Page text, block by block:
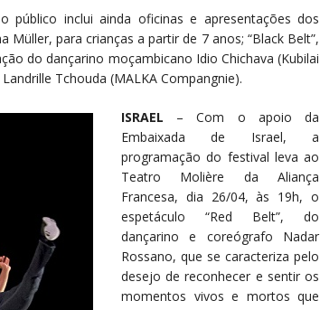
inclui ainda oficinas e apresentações dos
Müller, para crianças a partir de 7 anos; “Black Belt”,
do dançarino moçambicano Idio Chichava (Kubilai
Tchouda (MALKA Compangnie).
ISRAEL – Com o apoio da
Embaixada de Israel, a
programação do festival leva ao
Teatro Molière da Aliança
Francesa, dia 26/04, às 19h, o
espetáculo “Red Belt”, do
dançarino e coreógrafo Nadar
Rossano, que se caracteriza pelo
desejo de reconhecer e sentir os
momentos vivos e mortos que